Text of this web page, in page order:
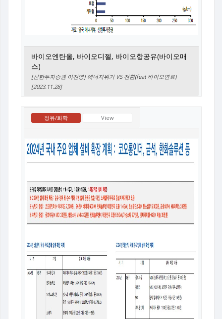
바이오엔탄올, 바이오디젤, 바이오항공유(바이오매
스)
[신한투자증권 이진명] 에너지위기 VS 전환(feat 바이오연료)
[2023.11.28]
정유/화학 View